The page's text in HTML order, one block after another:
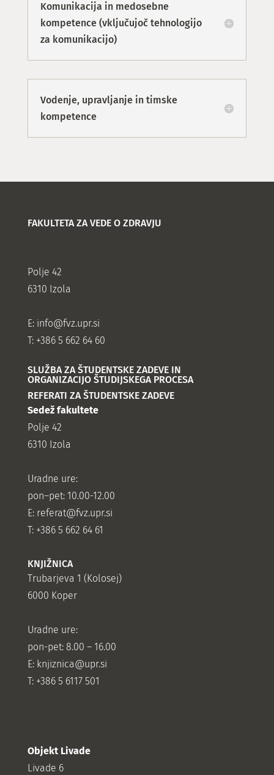
Komunikacija in medosebne
kompetence (vključujoč tehnologijo
za komunikacijo)
Vodenje, upravljanje in timske
kompetence
FAKULTETA ZA VEDE O ZDRAVJU
Polje 42
6310 Izola
E: info@fvz.upr.si
T: +386 5 662 64 60
SLUŽBA ZA ŠTUDENTSKE ZADEVE IN
ORGANIZACIJO ŠTUDIJSKEGA PROCESA
REFERATI ZA ŠTUDENTSKE ZADEVE
Sedež fakultete
Polje 42
6310 Izola
Uradne ure:
pon–pet: 10.00-12.00
E: referat@fvz.upr.si
T: +386 5 662 64 61
KNJIŽNICA
Trubarjeva 1 (Kolosej)
6000 Koper
Uradne ure:
pon-pet: 8.00 – 16.00
E: knjiznica@upr.si
T: +386 5 6117 501
Objekt Livade
Livade 6